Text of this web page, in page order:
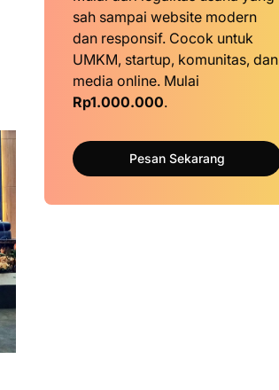
sah sampai website modern
dan responsif. Cocok untuk
UMKM, startup, komunitas, dan
media online. Mulai
Rp1.000.000.
Pesan Sekarang